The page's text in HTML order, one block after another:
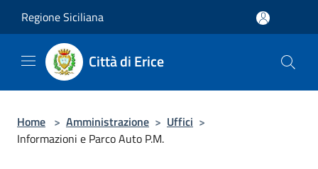
Regione Siciliana
Città di Erice
Home > Amministrazione > Uffici >
Informazioni e Parco Auto P.M.